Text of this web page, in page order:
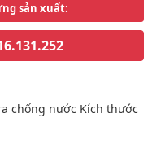
sản xuất:
chống nước Kích thước